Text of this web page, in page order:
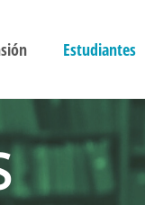
Estudiantes